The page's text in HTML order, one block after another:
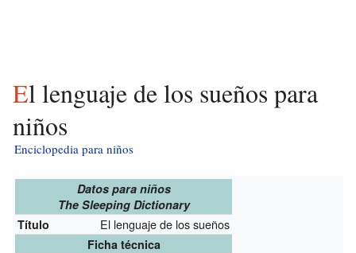
El lenguaje de los sueños para
niños
Enciclopedia para niños
Datos para niños
The Sleeping Dictionary
Título
El lenguaje de los sueños
Ficha técnica